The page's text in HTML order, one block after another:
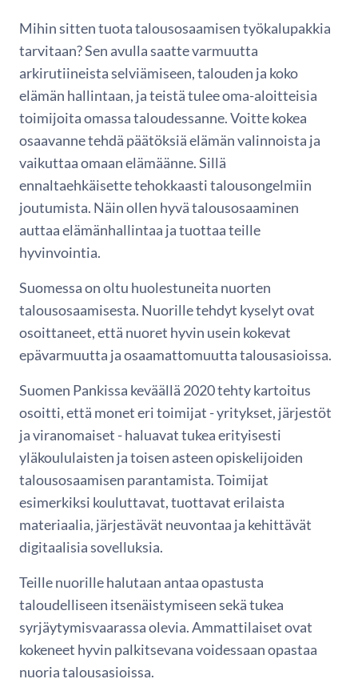
Mihin sitten tuota talousosaamisen työkalupakkia
tarvitaan? Sen avulla saatte varmuutta
arkirutiineista selviämiseen, talouden ja koko
elämän hallintaan, ja teistä tulee oma-aloitteisia
toimijoita omassa taloudessanne. Voitte kokea
osaavanne tehdä päätöksiä elämän valinnoista ja
vaikuttaa omaan elämäänne. Sillä
ennaltaehkäisette tehokkaasti talousongelmiin
joutumista. Näin ollen hyvä talousosaaminen
auttaa elämänhallintaa ja tuottaa teille
hyvinvointia.
Suomessa on oltu huolestuneita nuorten
talousosaamisesta. Nuorille tehdyt kyselyt ovat
osoittaneet, että nuoret hyvin usein kokevat
epävarmuutta ja osaamattomuutta talousasioissa.
Suomen Pankissa keväällä 2020 tehty kartoitus
osoitti, että monet eri toimijat - yritykset, järjestöt
ja viranomaiset - haluavat tukea erityisesti
yläkoululaisten ja toisen asteen opiskelijoiden
talousosaamisen parantamista. Toimijat
esimerkiksi kouluttavat, tuottavat erilaista
materiaalia, järjestävät neuvontaa ja kehittävät
digitaalisia sovelluksia.
Teille nuorille halutaan antaa opastusta
taloudelliseen itsenäistymiseen sekä tukea
syrjäytymisvaarassa olevia. Ammattilaiset ovat
kokeneet hyvin palkitsevana voidessaan opastaa
nuoria talousasioissa.